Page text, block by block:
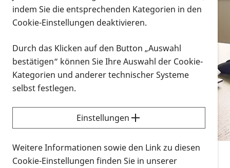
Infomaterial
Infomaterial
Vorlesen
Alle Infomaterialien in verschiedenen
Formaten an einem Ort
Sie möchten wissen, wie Sie nach Infonmaterial
suchen und dieses bestellen bzw. herunterladen
können? Schauen Sie sich dieErklärvideos zum
Thema Infomaterial auf der PRO RETINA-Website
für blinde und sehbehinderte Menschen an.
indem Sie die entsprechenden Kategorien in den
Cookie-Einstellungen deaktivieren.
Durch das Klicken auf den Button „Auswahl
bestätigen“ können Sie Ihre Auswahl der Cookie-
Kategorien und anderer technischer Systeme
selbst festlegen.
Einstellungen
Weitere Informationen sowie den Link zu diesen
Cookie-Einstellungen finden Sie in unserer